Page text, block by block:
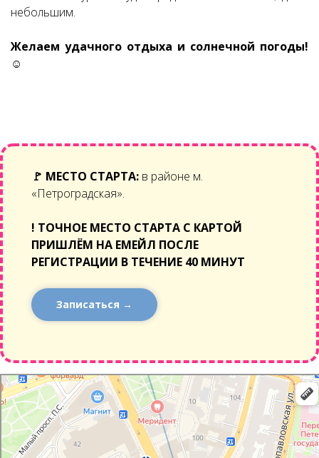
небольшим.
Желаем удачного отдыха и солнечной погоды!
☺
🚩 МЕСТО СТАРТА: в районе м.
«Петроградская».
! ТОЧНОЕ МЕСТО СТАРТА С КАРТОЙ
ПРИШЛЁМ НА ЕМЕЙЛ ПОСЛЕ
РЕГИСТРАЦИИ В ТЕЧЕНИЕ 40 МИНУТ
Записаться →
Санкт‑Петербург
Каменноостровский проспект, 36/73Б: как доехать на автомобиле,
общественным транспортом или пешком – Яндекс Карты